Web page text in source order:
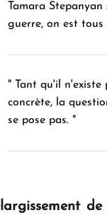
Tamara
guerre, on est tous
" Tant qu'il n'existe
concrète, la
se pose pas. "
d'avenir en Arménie
de